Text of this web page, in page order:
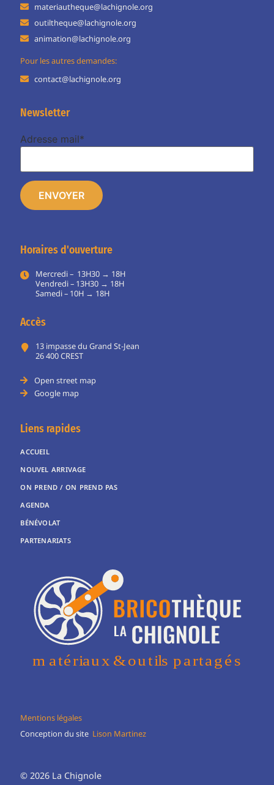
Mentions légales
Conception du site Lison Martinez
© 2026 La Chignole
Liens rapides
ACCUEIL
NOUVEL ARRIVAGE
ON PREND / ON PREND PAS
AGENDA
BÉNÉVOLAT
PARTENARIATS
Horaires d'ouverture
Mercredi – 13H30 → 18H
Vendredi – 13H30 → 18H
Samedi – 10H → 18H
Accès
13 impasse du Grand St-Jean
26 400 CREST
Open street map
Google map
materiautheque@lachignole.org
outiltheque@lachignole.org
animation@lachignole.org
Pour les autres demandes:
contact@lachignole.org
Newsletter
Adresse mail*